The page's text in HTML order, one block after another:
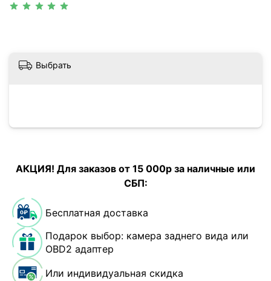
Выбрать
АКЦИЯ! Для заказов от 15 000р за наличные или
СБП:
Бесплатная доставка
Подарок выбор: камера заднего вида или
OBD2 адаптер
Или индивидуальная скидка